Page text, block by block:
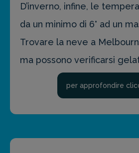
D’inverno, infine, le
da un minimo di 6° ad un
Trovare la neve a
ma possono verificarsi
per approfondire